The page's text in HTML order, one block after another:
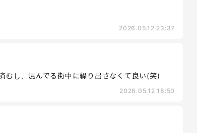
2026.05.12 23:37
むし、混んでる街中に繰り出さなくて良い(笑)
2026.05.12 18:50